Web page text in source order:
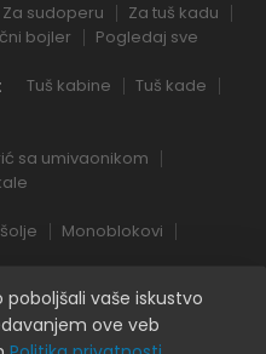
Za sudoperu
Za tuš kadu
bojler Pogledaj sve
Tuš kabine
Tuš kade
sa umivaonikom
Monoblokovi
vaše iskustvo
ove veb